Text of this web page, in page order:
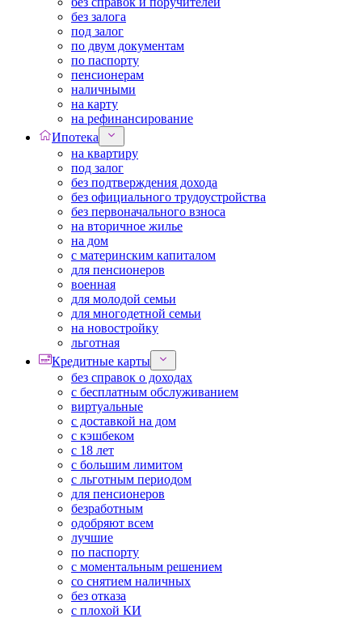
без залога
под залог
по двум документам
по паспорту
пенсионерам
наличными
на карту
на рефинансирование
Ипотека
на квартиру
под залог
без подтверждения дохода
без официального трудоустройства
без первоначального взноса
на вторичное жилье
на дом
с материнским капиталом
для пенсионеров
военная
для молодой семьи
для многодетной семьи
на новостройку
льготная
Кредитные карты
без справок о доходах
с бесплатным обслуживанием
виртуальные
с доставкой на дом
с кэшбеком
с 18 лет
с большим лимитом
с льготным периодом
для пенсионеров
безработным
одобряют всем
лучшие
по паспорту
с моментальным решением
со снятием наличных
без отказа
с плохой КИ